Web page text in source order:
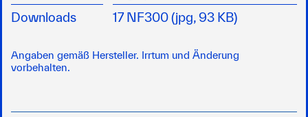
Downloads
17 NF300 (jpg, 93 KB)
Angaben gemäß Hersteller. Irrtum und Änderung
vorbehalten.